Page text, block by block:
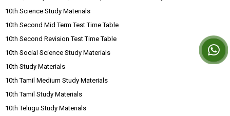
10th Science Study Materials
10th Second Mid Term Test Time Table
10th Second Revision Test Time Table
10th Social Science Study Materials
10th Study Materials
10th Tamil Medium Study Materials
10th Tamil Study Materials
10th Telugu Study Materials